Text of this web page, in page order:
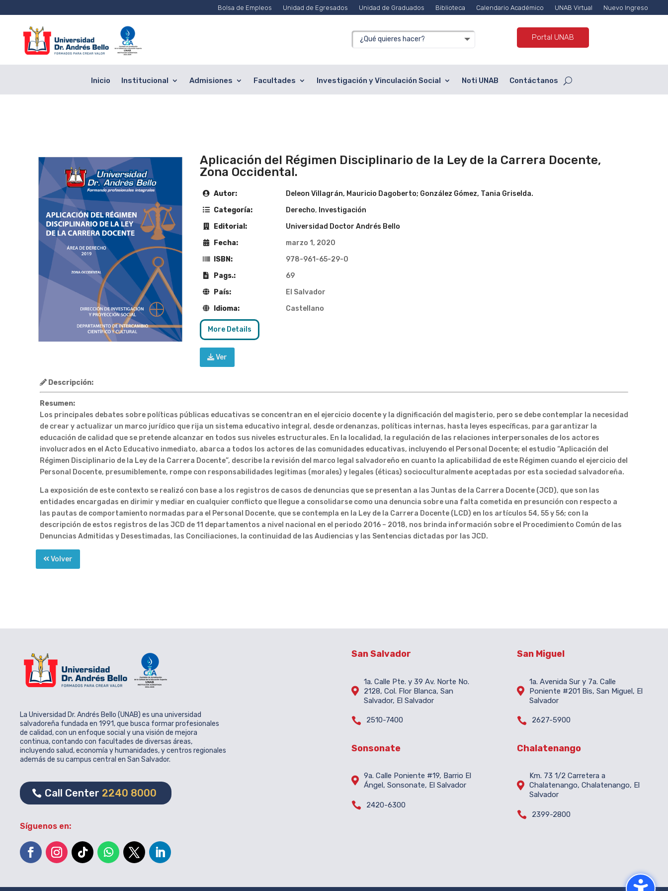
Bolsa de Empleos Unidad de Egresados Unidad de Graduados Biblioteca Calendario Académico UNAB Virtual Nuevo Ingreso
Portal UNAB
Inicio Institucional Admisiones Facultades Investigación y Vinculación Social Noti UNAB Contáctanos
Aplicación del Régimen Disciplinario de la Ley de la Carrera Docente,
Zona Occidental.
Autor:
Deleon Villagrán, Mauricio Dagoberto; González Gómez, Tania Griselda.
Categoría:
Derecho, Investigación
Editorial:
Universidad Doctor Andrés Bello
Fecha:
marzo 1, 2020
ISBN:
978-961-65-29-0
Pags.:
69
País:
El Salvador
Idioma:
Castellano
More Details
Ver
Descripción:
Resumen:
Los principales debates sobre políticas públicas educativas se concentran en el ejercicio docente y la dignificación del magisterio, pero se debe contemplar la necesidad
de crear y actualizar un marco jurídico que rija un sistema educativo integral, desde ordenanzas, políticas internas, hasta leyes específicas, para garantizar la
educación de calidad que se pretende alcanzar en todos sus niveles estructurales. En la localidad, la regulación de las relaciones interpersonales de los actores
involucrados en el Acto Educativo inmediato, abarca a todos los actores de las comunidades educativas, incluyendo el Personal Docente; el estudio “Aplicación del
Régimen Disciplinario de la Ley de la Carrera Docente”, describe la revisión del marco legal salvadoreño en cuanto la aplicabilidad de este Régimen cuando el ejercicio del
Personal Docente, presumiblemente, rompe con responsabilidades legitimas (morales) y legales (éticas) socioculturalmente aceptadas por esta sociedad salvadoreña.
La exposición de este contexto se realizó con base a los registros de casos de denuncias que se presentan a las Juntas de la Carrera Docente (JCD), que son las
entidades encargadas en dirimir y mediar en cualquier conflicto que llegue a consolidarse como una denuncia sobre una falta cometida en presunción con respecto a
las pautas de comportamiento normadas para el Personal Docente, que se contempla en la Ley de la Carrera Docente (LCD) en los artículos 54, 55 y 56; con la
descripción de estos registros de las JCD de 11 departamentos a nivel nacional en el periodo 2016 – 2018, nos brinda información sobre el Procedimiento Común de las
Denuncias Admitidas y Desestimadas, las Conciliaciones, la continuidad de las Audiencias y las Sentencias dictadas por las JCD.
Volver
La Universidad Dr. Andrés Bello (UNAB) es una universidad
salvadoreña fundada en 1991, que busca formar profesionales
de calidad, con un enfoque social y una visión de mejora
continua, contando con facultades de diversas áreas,
incluyendo salud, economía y humanidades, y centros regionales
además de su campus central en San Salvador.
Call Center 2240 8000
Síguenos en:
San Salvador

1a. Calle Pte. y 39 Av. Norte No.
2128, Col. Flor Blanca, San
Salvador, El Salvador
 2510-7400
Sonsonate
 9a. Calle Poniente #19, Barrio El
Ángel, Sonsonate, El Salvador
 2420-6300
San Miguel

1a. Avenida Sur y 7a. Calle
Poniente #201 Bis, San Miguel, El
Salvador
 2627-5900
Chalatenango

Km. 73 1/2 Carretera a
Chalatenango, Chalatenango, El
Salvador
 2399-2800